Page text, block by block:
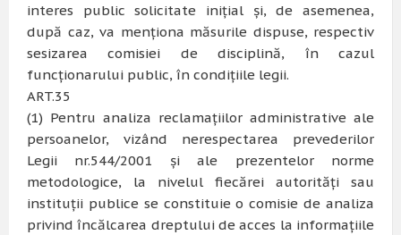
interes public solicitate iniţial şi, de asemenea,
după caz, va menţiona măsurile dispuse, respectiv
sesizarea comisiei de disciplină, în cazul
funcţionarului public, în condiţiile legii.
ART.35
(1) Pentru analiza reclamaţiilor administrative ale
persoanelor, vizând nerespectarea prevederilor
Legii nr.544/2001 şi ale prezentelor norme
metodologice, la nivelul fiecărei autorităţi sau
instituţii publice se constituie o comisie de analiza
privind încălcarea dreptului de acces la informaţiile